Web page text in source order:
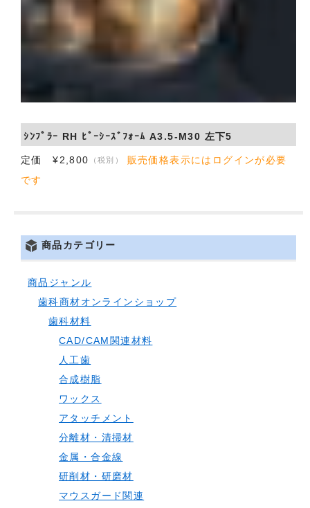
ｼﾝﾌﾟﾗｰ RH ﾋﾟｰｼｰｽﾞﾌｫｰﾑ A3.5-M30 左下5
定価 ¥2,800 （税別）
販売価格表示にはログインが必要
です
商品カテゴリー
商品ジャンル
歯科商材オンラインショップ
歯科材料
CAD/CAM関連材料
人工歯
合成樹脂
ワックス
アタッチメント
分離材・清掃材
金属・合金線
研削材・研磨材
マウスガード関連